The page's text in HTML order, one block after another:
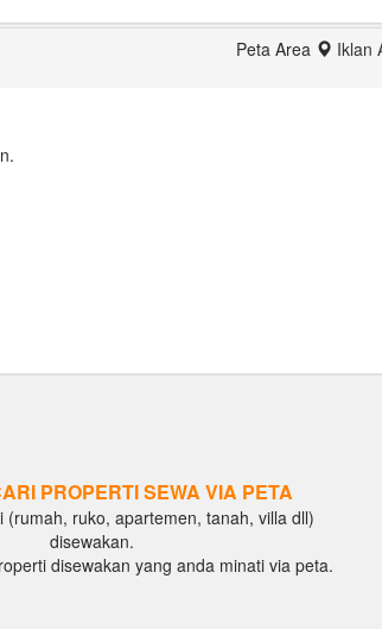
Peta Area Iklan
PROPERTI SEWA VIA PETA
(rumah, ruko, apartemen, tanah, villa dll)
disewakan.
disewakan yang anda minati via peta.